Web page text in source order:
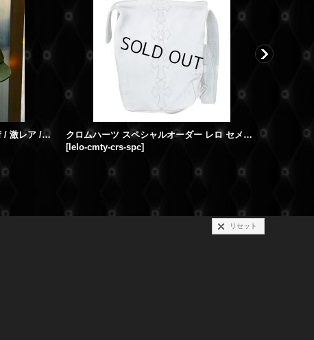
【新品 / レシート付属 / 国内未入荷 / 激レア / 希少】Chrome Hearts King Taco Cemetery Cross Cap Khaki クロムハーツ キングタコ セメタリークロス キャップ カーキ
クロムハーツ スペシャルオーダー レロ セメタリークロス ショルダーバッグ w CHクロス 限定カラー
[lelo-cmty-crs-spc]
リセット